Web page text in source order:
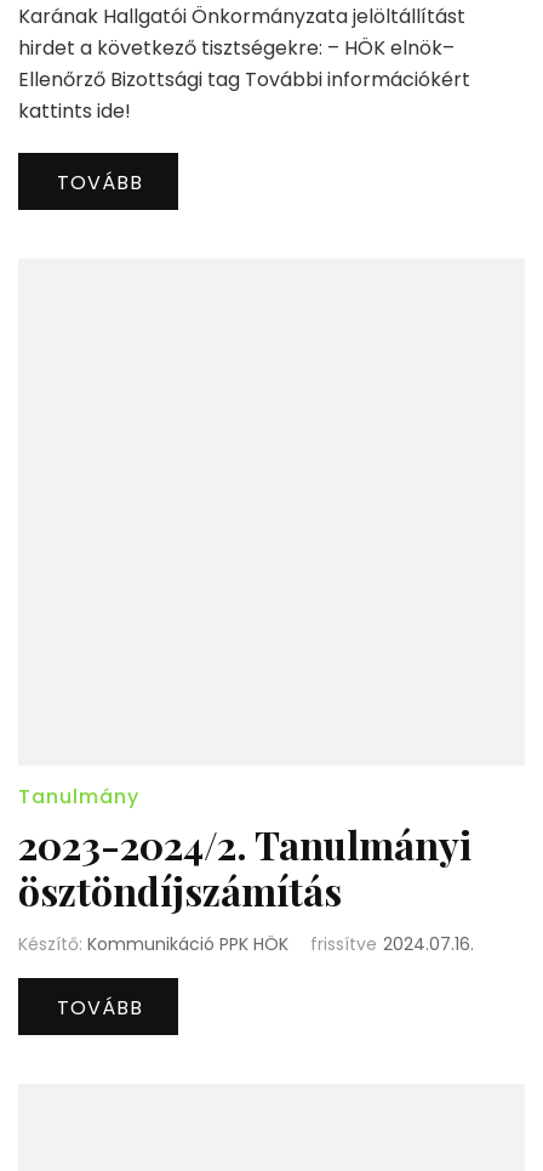
Karának Hallgatói Önkormányzata jelöltállítást
hirdet a következő tisztségekre: – HÖK elnök–
Ellenőrző Bizottsági tag További információkért
kattints ide!
TOVÁBB
Tanulmány
2023-2024/2. Tanulmányi
ösztöndíjszámítás
Készítő: Kommunikáció PPK HÖK frissítve 2024.07.16.
TOVÁBB